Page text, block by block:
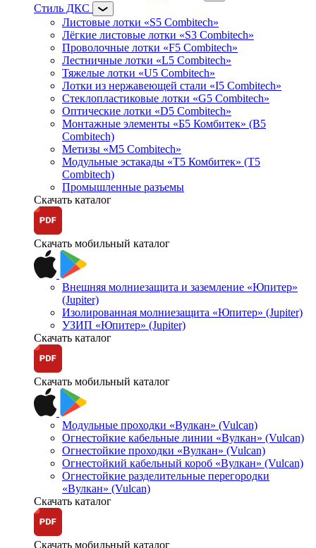
Стиль ДКС
Листовые лотки «S5 Combitech»
Лёгкие листовые лотки «S3 Combitech»
Проволочные лотки «F5 Combitech»
Лестничные лотки «L5 Combitech»
Тяжелые лотки «U5 Combitech»
Лотки из нержавеющей стали «I5 Combitech»
Стеклопластиковые лотки «G5 Combitech»
Оптические лотки «D5 Combitech»
Монтажные элементы «Б5 Комбитек» (B5
Combitech)
Метизы «M5 Combitech»
Модульные эстакады «Т5 Комбитек» (T5
Combitech)
Промышленные разъемы
Скачать каталог
Скачать мобильный каталог
Внешняя молниезащита и заземление «Юпитер»
(Jupiter)
Изолированная молниезащита «Юпитер» (Jupiter)
УЗИП «Юпитер» (Jupiter)
Скачать каталог
Скачать мобильный каталог
Модульные проходки «Вулкан» (Vulcan)
Огнестойкие кабельные линии «Вулкан» (Vulcan)
Огнестойкие проходки «Вулкан» (Vulcan)
Огнестойкий кабельный короб «Вулкан» (Vulcan)
Огнестойкие разделительные перегородки
«Вулкан» (Vulcan)
Скачать каталог
Скачать мобильный каталог